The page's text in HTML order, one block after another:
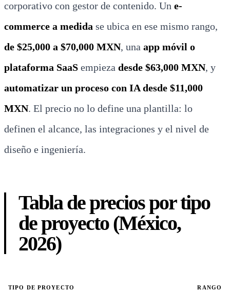
corporativo con gestor de contenido. Un e-
commerce a medida se ubica en ese mismo rango,
de $25,000 a $70,000 MXN, una app móvil o
plataforma SaaS empieza desde $63,000 MXN, y
automatizar un proceso con IA desde $11,000
MXN. El precio no lo define una plantilla: lo
definen el alcance, las integraciones y el nivel de
diseño e ingeniería.
Tabla de precios por tipo
de proyecto (México,
2026)
TIPO DE PROYECTO RANGO